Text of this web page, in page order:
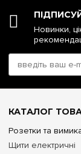
Новинки,
КАТАЛОГ
Розетки та
Щити електричні